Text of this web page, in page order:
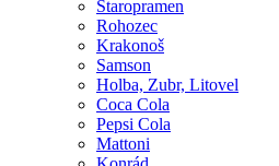
Staropramen
Rohozec
Krakonoš
Samson
Holba, Zubr, Litovel
Coca Cola
Pepsi Cola
Mattoni